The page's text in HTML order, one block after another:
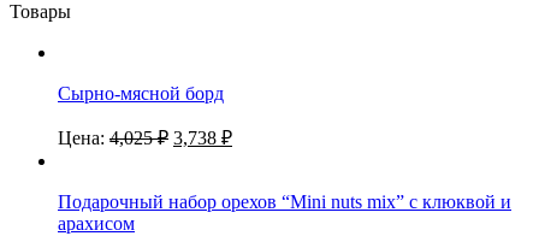
Товары
Сырно-мясной борд
Цена: 4,025₽ 3,738 ₽
Подарочный набор орехов “Mini nuts mix” с клюквой и
арахисом